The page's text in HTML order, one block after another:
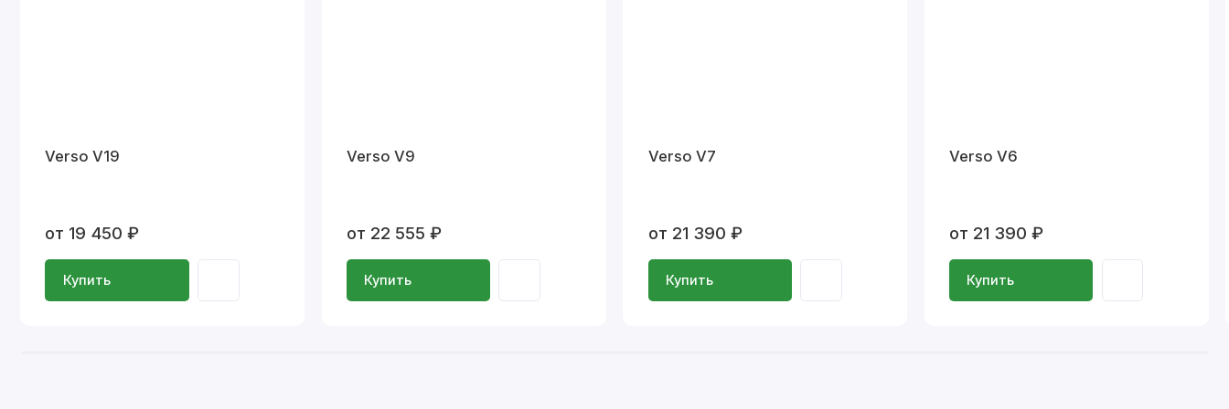
Verso V19
от 19 450 ₽
Купить
Verso V9
от 22 555 ₽
Купить
Verso V7
от 21 390 ₽
Купить
Verso V6
от 21 390 ₽
Купить